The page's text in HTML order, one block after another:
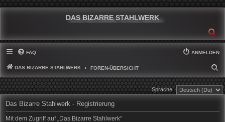
DAS BIZARRE STAHLWERK
FAQ ANMELDEN
DAS BIZARRE STAHLWERK FOREN-ÜBERSICHT
U
C
Sprache:
Das Bizarre Stahlwerk - Registrierung
Mit dem Zugriff auf „Das Bizarre Stahlwerk“